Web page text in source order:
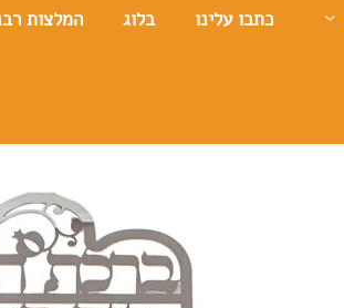
כתבו עלינו בלוג המלצות